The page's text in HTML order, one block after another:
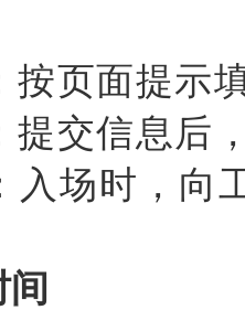
按页面提示
提交信息后
入场时，向